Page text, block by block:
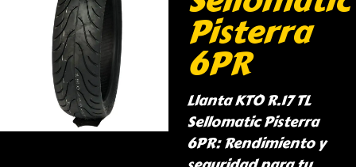
Pisterra
6PR
Llanta KTO R.17 TL
Sellomatic Pisterra
6PR: Rendimiento y